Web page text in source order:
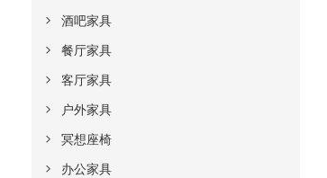
酒吧家具
餐厅家具
客厅家具
户外家具
冥想座椅
办公家具